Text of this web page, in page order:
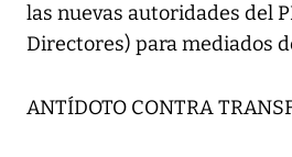
las nuevas autoridades del
Directores) para mediados
ANTÍDOTO CONTRA